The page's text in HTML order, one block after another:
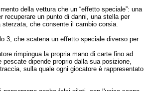
della vettura che un “effetto speciale”: una
recuperare un punto di danni, una stella per
sterzata, che consente il cambio corsia.
3, che scatena un effetto speciale diverso per
rimpingua la propria mano di carte fino ad
dipende proprio dalla sua posizione,
sulla quale ogni giocatore è rappresentato